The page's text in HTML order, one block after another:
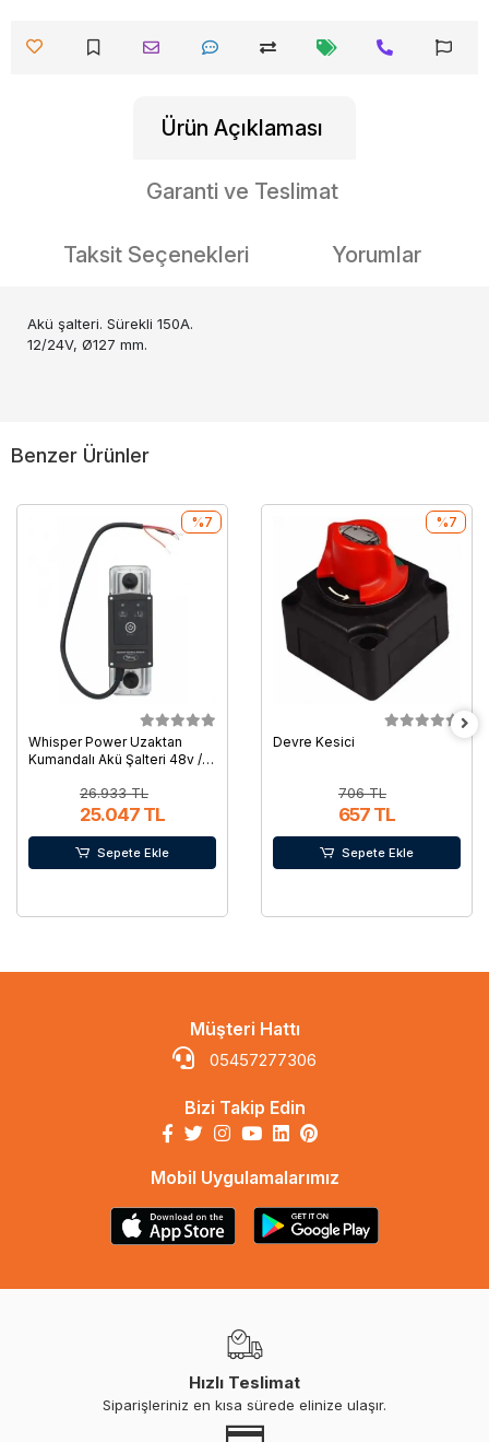
Ürün Açıklaması
Garanti ve Teslimat
Taksit Seçenekleri Yorumlar
Akü şalteri. Sürekli 150A.
12/24V, Ø127 mm.
Benzer Ürünler
Whisper Power Uzaktan
Kumandalı Akü Şalteri 48v /
26.933 TL
25.047 TL
%7
Sepete Ekle
Devre Kesici
706 TL
657 TL
%7
Sepete Ekle
Müşteri Hattı
05457277306
Bizi Takip Edin
Mobil Uygulamalarımız
Hızlı Teslimat
Siparişleriniz en kısa sürede elinize ulaşır.